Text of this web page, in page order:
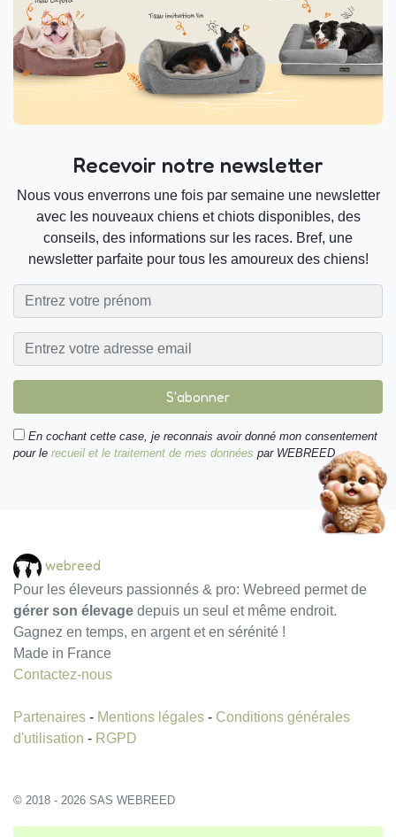
Recevoir notre newsletter
Nous vous enverrons une fois par semaine une newsletter
avec les nouveaux chiens et chiots disponibles, des
conseils, des informations sur les races. Bref, une
newsletter parfaite pour tous les amoureux des chiens!
S'abonner
En cochant cette case, je reconnais avoir donné mon consentement
pour le recueil et le traitement de mes données par WEBREED.
webreed
Pour les éleveurs passionnés & pro: Webreed permet de
gérer son élevage depuis un seul et même endroit.
Gagnez en temps, en argent et en sérénité !
Made in France
Contactez-nous
Partenaires - Mentions légales - Conditions générales
d'utilisation - RGPD
© 2018 - 2026 SAS WEBREED